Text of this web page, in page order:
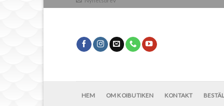
content
HEM OM KOIBUTIKEN KONTAKT